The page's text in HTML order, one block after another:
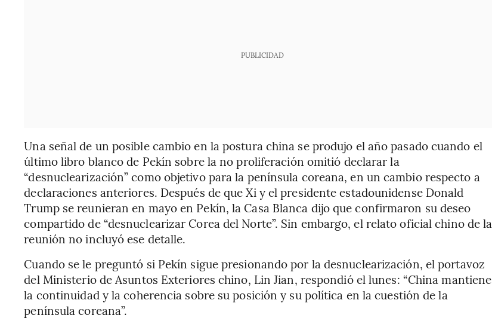
PUBLICIDAD
Una señal de un posible cambio en la postura china se produjo el año pasado cuando el
último libro blanco de Pekín sobre la no proliferación omitió declarar la
“desnuclearización” como objetivo para la península coreana, en un cambio respecto a
declaraciones anteriores. Después de que Xi y el presidente estadounidense Donald
Trump se reunieran en mayo en Pekín, la Casa Blanca dijo que confirmaron su deseo
compartido de “desnuclearizar Corea del Norte”. Sin embargo, el relato oficial chino de la
reunión no incluyó ese detalle.
Cuando se le preguntó si Pekín sigue presionando por la desnuclearización, el portavoz
del Ministerio de Asuntos Exteriores chino, Lin Jian, respondió el lunes: “China mantiene
la continuidad y la coherencia sobre su posición y su política en la cuestión de la
península coreana”.